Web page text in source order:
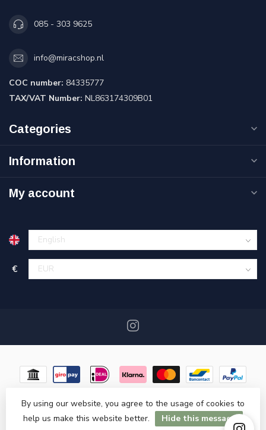
085 - 303 9625
info@miracshop.nl
COC number: 84335777
TAX/VAT Number: NL863174309B01
Categories
Information
My account
€
© Copyright 2026 Miracshop.nl- Powered byLightspeed- Theme
By using our website, you agree to the usage of cookies to
help us make this website better.
Hide this message